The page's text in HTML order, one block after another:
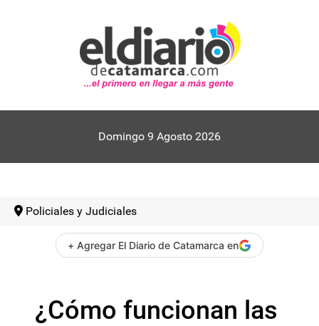
Domingo 9 Agosto 2026
Policiales y Judiciales
+ Agregar El Diario de Catamarca en
¿Cómo funcionan las